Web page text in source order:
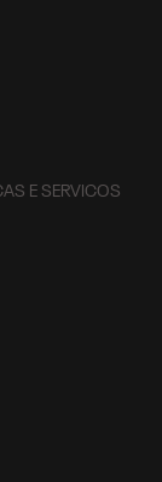
E SERVICOS